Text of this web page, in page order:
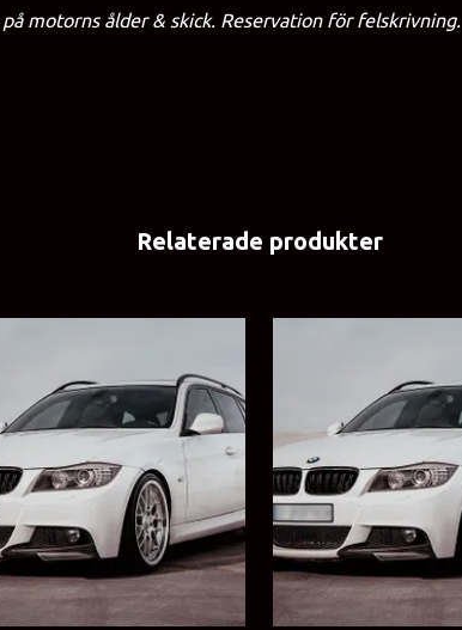
motorns ålder & skick. Reservation för felskrivning.